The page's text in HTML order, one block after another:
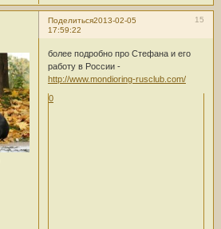
Поделиться 15
2013-02-05
17:59:22
более подробно про Стефана и его
работу в России -
http://www.mondioring-rusclub.com/
0